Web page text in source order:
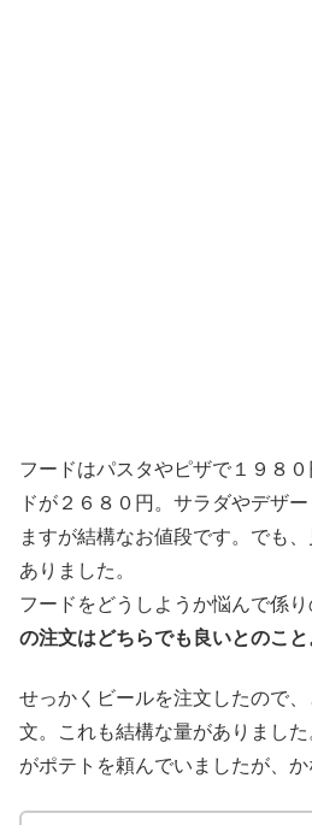
フードはパスタやピザで１９８
ドが２６８０円。サラダやデザ
ますが結構なお値段です。でも
ありました。
フードをどうしようか悩んで係り
の注文はどちらでも良いとのこと
せっかくビールを注文したので
文。これも結構な量がありまし
がポテトを頼んでいましたが、か